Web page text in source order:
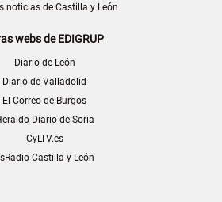
noticias de Castilla y León
webs de EDIGRUP
Diario de León
Diario de Valladolid
El Correo de Burgos
Diario de Soria
CyLTV.es
Castilla y León